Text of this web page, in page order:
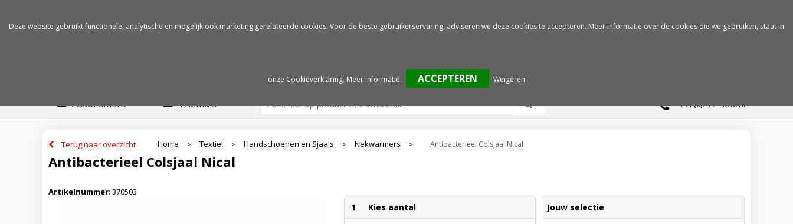
Assortiment Thema's +31 (0)299 - 463610
Terug naar overzicht Home > Textiel > Handschoenen en Sjaals > Nekwarmers > Antibacterieel Colsjaal Nical
Antibacterieel Colsjaal Nical
Artikelnummer: 370503
1 Kies aantal Jouw selectie
Deze website gebruikt functionele, analytische en mogelijk ook marketing gerelateerde cookies. Voor de beste gebruikerservaring, adviseren we deze cookies te accepteren. Meer informatie over de cookies die we gebruiken, staat in
onze Cookieverklaring. Meer informatie. Weigeren